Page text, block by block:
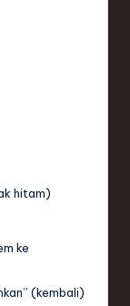
hitam)
ke
(kembali)